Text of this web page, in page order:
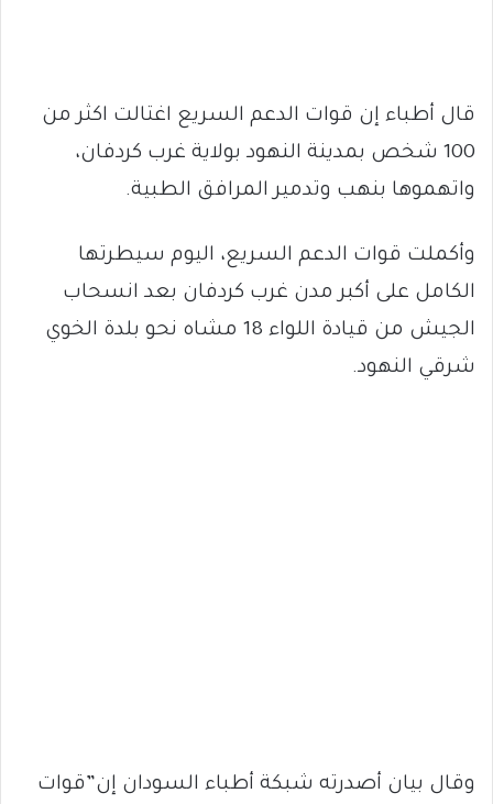
قال أطباء إن قوات الدعم السريع اغتالت اكثر من
100 شخص بمدينة النهود بولاية غرب كردفان،
واتهموها بنهب وتدمير المرافق الطبية.
وأكملت قوات الدعم السريع، اليوم سيطرتها
الكامل على أكبر مدن غرب كردفان بعد انسحاب
الجيش من قيادة اللواء 18 مشاه نحو بلدة الخوي
شرقي النهود.
وقال بيان أصدرته شبكة أطباء السودان إن”قوات